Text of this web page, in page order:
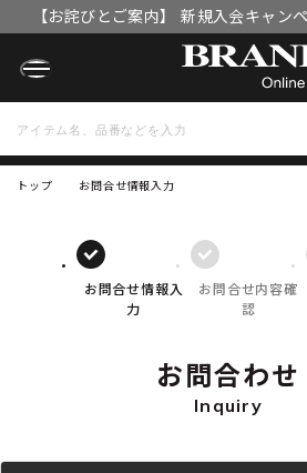
【お詫びとご案内】 新規入会キャン
OFFクーポン」付与漏れと
トップ お問合せ情報入力
お問合せ情報入
力
お問合せ内容確
認
お問合わせ
Inquiry